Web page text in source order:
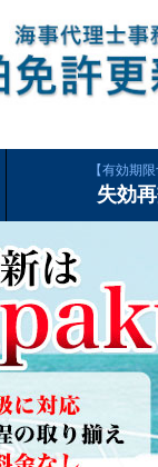
有効期
失効